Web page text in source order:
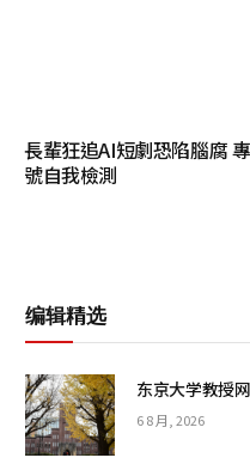
長輩狂追AI短劇恐陷腦腐
號自我檢測
编辑精选
东京大学教授
6 8 月, 2026